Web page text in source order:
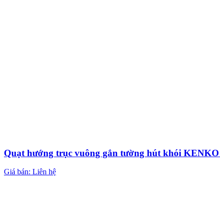
Quạt hướng trục vuông gắn tường hút khói
Giá bán: Liên hệ